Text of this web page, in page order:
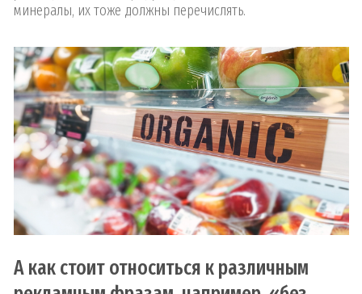
минералы, их тоже должны перечислять.
А как стоит относиться к различным